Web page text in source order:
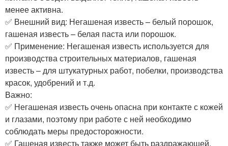
менее активна.
✅ Внешний вид: Негашеная известь – белый порошок,
гашеная известь – белая паста или порошок.
✅ Применение: Негашеная известь используется для
производства строительных материалов, гашеная
известь – для штукатурных работ, побелки, производства
красок, удобрений и т.д.
Важно:
✅ Негашеная известь очень опасна при контакте с кожей
и глазами, поэтому при работе с ней необходимо
соблюдать меры предосторожности.
✅ Гашеная известь также может быть раздражающей,